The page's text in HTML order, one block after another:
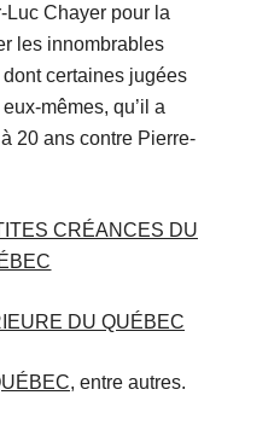
Chayer pour la
les innombrables
certaines jugées
mêmes, qu’il a
20 ans contre Pierre-
CRÉANCES DU
DU QUÉBEC
, entre autres.